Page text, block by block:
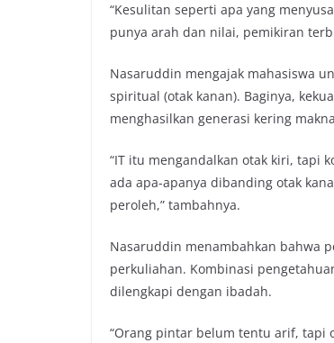
“Kesulitan seperti apa yang
punya arah dan nilai, pemikiran
Nasaruddin mengajak mahasiswa
spiritual (otak kanan). Baginya,
menghasilkan generasi kering
“IT itu mengandalkan otak kiri, tapi
ada apa-apanya dibanding otak
peroleh,” tambahnya.
Nasaruddin menambahkan bahwa
perkuliahan. Kombinasi
dilengkapi dengan ibadah.
“Orang pintar belum tentu arif, tapi